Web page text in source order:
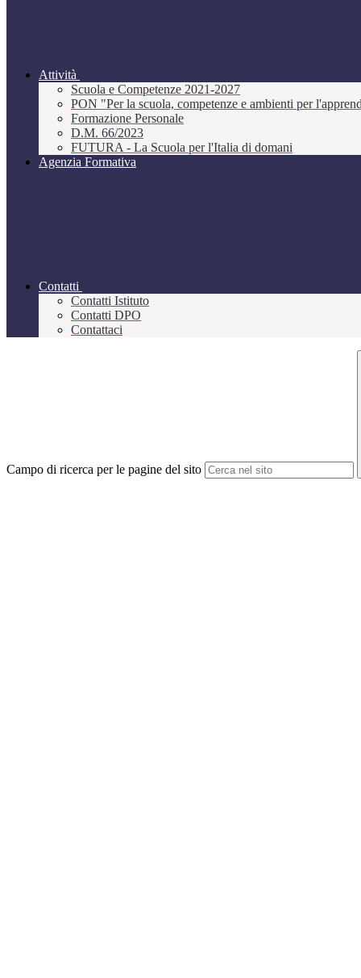
Attività
Scuola e Competenze 2021-2027
PON "Per la scuola, competenze e ambienti per
Formazione Personale
D.M. 66/2023
FUTURA - La Scuola per l'Italia di domani
Agenzia Formativa
Contatti
Contatti Istituto
Contatti DPO
Contattaci
Campo di ricerca per le pagine del sito